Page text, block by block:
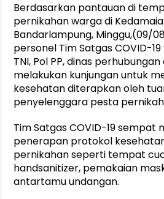
Berdasarkan pantauan di
pernikahan warga di
Bandarlampung, Minggu,(09/
personel Tim Satgas COVID-
TNI, Pol PP, dinas
melakukan kunjungan untuk
kesehatan diterapkan oleh
penyelenggara pesta
Tim Satgas COVID-19 sempat
penerapan protokol
pernikahan seperti tempat
handsanitizer, pemakaian
antartamu undangan.